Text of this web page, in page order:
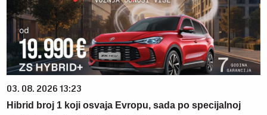
03. 08. 2026 13:23
Hibrid broj 1 koji osvaja Evropu, sada po specijalnoj